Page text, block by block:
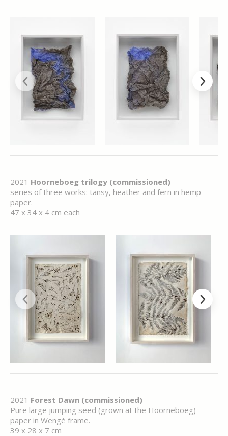
2021 Hoorneboeg trilogy (commissioned)
series of three works: tansy, heather and fern in hemp
paper.
47 x 34 x 4 cm each
2021 Forest Dawn (commissioned)
Pure large jumping seed (grown at the Hoorneboeg)
paper in Wengé frame.
39 x 28 x 7 cm